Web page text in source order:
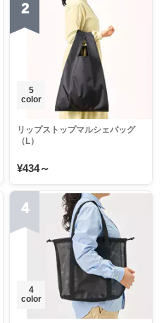
2
5
color
リップストップマルシェバッグ
（L）
¥434～
4
4
color